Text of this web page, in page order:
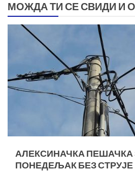
МОЖДА ТИ СЕ СВИДИ И
АЛЕКСИНАЧКА ПЕШАЧКА
ПОНЕДЕЉАК БЕЗ СТРУЈЕ